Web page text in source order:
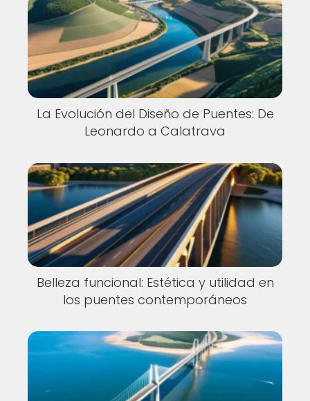
La Evolución del Diseño de Puentes: De
Leonardo a Calatrava
Belleza funcional: Estética y utilidad en
los puentes contemporáneos